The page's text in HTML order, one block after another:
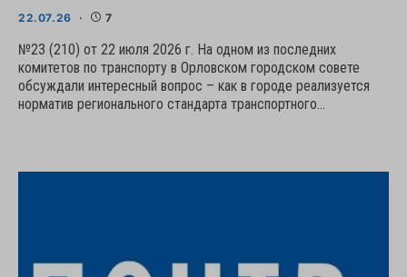
22.07.26 7
№23 (210) от 22 июля 2026 г. На одном из последних
комитетов по транспорту в Орловском городском совете
обсуждали интересный вопрос – как в городе реализуется
норматив регионального стандарта транспортного…